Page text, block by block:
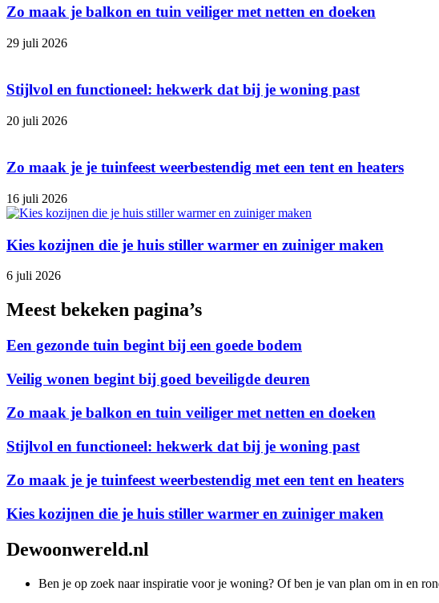
Zo maak je balkon en tuin veiliger met netten en doeken
29 juli 2026
Stijlvol en functioneel: hekwerk dat bij je woning past
20 juli 2026
Zo maak je je tuinfeest weerbestendig met een tent en heaters
16 juli 2026
Kies kozijnen die je huis stiller warmer en zuiniger maken
6 juli 2026
Meest bekeken pagina’s
Een gezonde tuin begint bij een goede bodem
Veilig wonen begint bij goed beveiligde deuren
Zo maak je balkon en tuin veiliger met netten en doeken
Stijlvol en functioneel: hekwerk dat bij je woning past
Zo maak je je tuinfeest weerbestendig met een tent en heaters
Kies kozijnen die je huis stiller warmer en zuiniger maken
Dewoonwereld.nl
Ben je op zoek naar inspiratie voor je woning? Of ben je van plan om in en